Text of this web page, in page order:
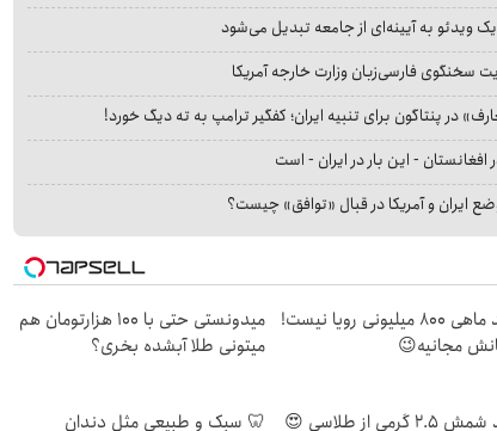
ویدئو به آیینه‌ای از جامعه تبدیل می‌شود
سخنگوی فارسی‌زبان وزارت خارجه آمریکا
در پنتاگون برای تنبیه ایران؛ کفگیر ترامپ به ته دیگ خورد!
افغانستان - این بار در ایران - است
ایران و آمریکا در قبال «توافق» چیست؟
درآمد ماهی 800 میلیونی رویا نیست!
مجانیه😉
میدونستی حتی با ۱۰۰ هزارتومان هم
میتونی طلا آبشده بخری؟
از طلاسی 😍
🦷 سبک و طبیعی مثل دندان